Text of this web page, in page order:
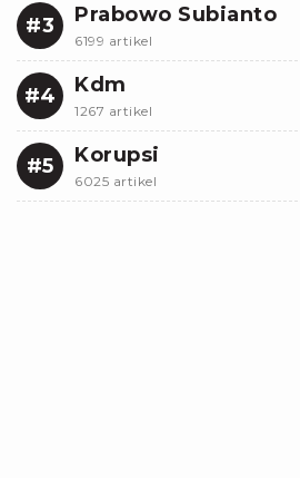
#3 Prabowo Subianto
6199 artikel
#4 Kdm
1267 artikel
#5 Korupsi
6025 artikel